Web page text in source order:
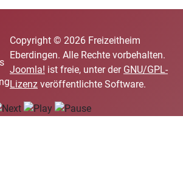
Copyright © 2026 Freizeitheim
Eberdingen. Alle Rechte vorbehalten.
Joomla! ist freie, unter der GNU/GPL-
Lizenz veröffentlichte Software.